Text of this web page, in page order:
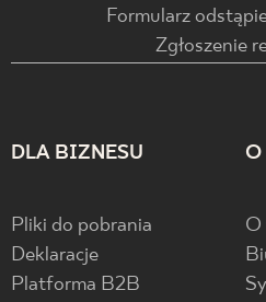
Formularz
Zgłoszenie
DLA BIZNESU
Pliki do pobrania
Deklaracje
Platforma B2B
O
O